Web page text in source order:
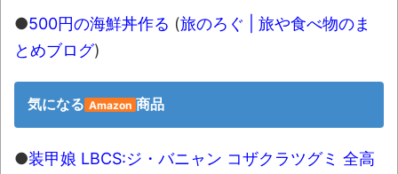
●500円の海鮮丼作る (旅のろぐ | 旅や食べ物のま
とめブログ)
気になる Amazon 商品
●装甲娘 LBCS:ジ・バニャン コザクラツグミ 全高